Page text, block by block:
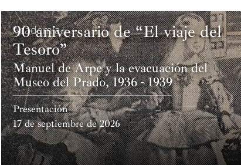
Academia
90 aniversario de “El viaje del
Tesoro”
Manuel de Arpe y la evacuación del
Museo del Prado, 1936 - 1939
Presentación
17 de septiembre de 2026